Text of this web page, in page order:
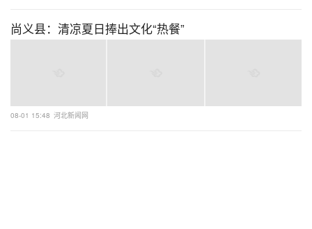
尚义县：清凉夏日捧出文化“热餐”
08-01 15:48 河北新闻网